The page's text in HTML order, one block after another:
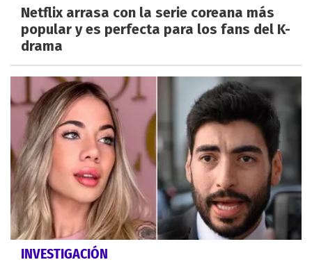
Netflix arrasa con la serie coreana más
popular y es perfecta para los fans del K-
drama
INVESTIGACIÓN